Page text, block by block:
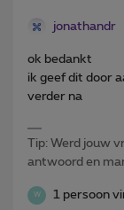
jonathandr
ok bedankt
ik geef dit door
verder na
Tip: Werd jouw
antwoord en
W 1 persoon